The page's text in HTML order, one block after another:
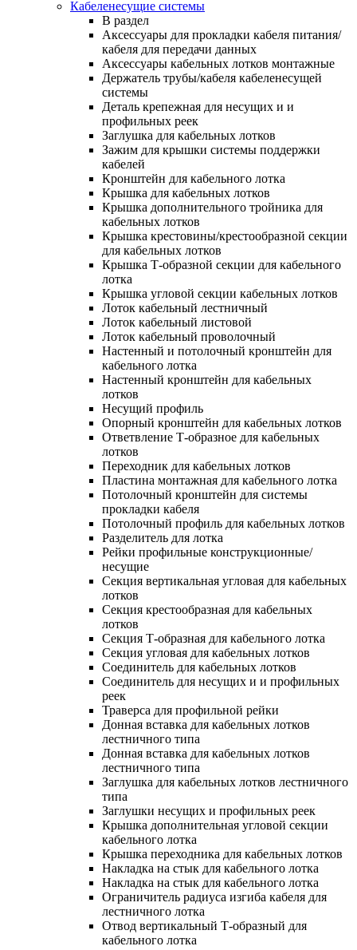
Кабеленесущие системы
В раздел
Аксессуары для прокладки кабеля питания/
кабеля для передачи данных
Аксессуары кабельных лотков монтажные
Держатель трубы/кабеля кабеленесущей
системы
Деталь крепежная для несущих и и
профильных реек
Заглушка для кабельных лотков
Зажим для крышки системы поддержки
кабелей
Кронштейн для кабельного лотка
Крышка для кабельных лотков
Крышка дополнительного тройника для
кабельных лотков
Крышка крестовины/крестообразной секции
для кабельных лотков
Крышка Т-образной секции для кабельного
лотка
Крышка угловой секции кабельных лотков
Лоток кабельный лестничный
Лоток кабельный листовой
Лоток кабельный проволочный
Настенный и потолочный кронштейн для
кабельного лотка
Настенный кронштейн для кабельных
лотков
Несущий профиль
Опорный кронштейн для кабельных лотков
Ответвление Т-образное для кабельных
лотков
Переходник для кабельных лотков
Пластина монтажная для кабельного лотка
Потолочный кронштейн для системы
прокладки кабеля
Потолочный профиль для кабельных лотков
Разделитель для лотка
Рейки профильные конструкционные/
несущие
Секция вертикальная угловая для кабельных
лотков
Секция крестообразная для кабельных
лотков
Секция Т-образная для кабельного лотка
Секция угловая для кабельных лотков
Соединитель для кабельных лотков
Соединитель для несущих и и профильных
реек
Траверса для профильной рейки
Донная вставка для кабельных лотков
лестничного типа
Донная вставка для кабельных лотков
лестничного типа
Заглушка для кабельных лотков лестничного
типа
Заглушки несущих и профильных реек
Крышка дополнительная угловой секции
кабельного лотка
Крышка переходника для кабельных лотков
Накладка на стык для кабельного лотка
Накладка на стык для кабельного лотка
Ограничитель радиуса изгиба кабеля для
лестничного лотка
Отвод вертикальный Т-образный для
кабельного лотка